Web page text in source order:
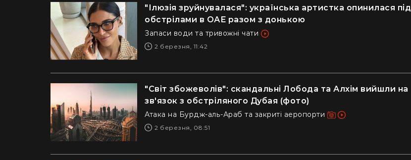
"Ілюзія зруйнувалася": українська артистка опинилася під
обстрілами в ОАЕ разом з донькою
Запаси води та тривожні чати
2 березня, 11:42
"Світ збожеволів": скандальні Лобода та Алхім вийшли на
зв'язок з обстріляного Дубая (фото)
Атака на Бурдж-аль-Араб та закриті аеропорти
2 березня, 08:51